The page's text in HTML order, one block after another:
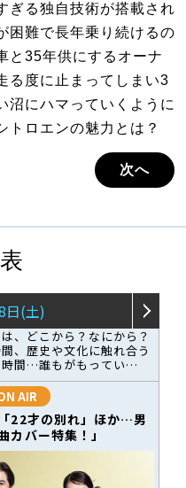
ぎる独自技術が搭載され
困難で長年乗り続けるの
と35年供にするオーナ
る度に止まってしまい3
沼にハマっていくように
トロエンの魅力とは？
次へ